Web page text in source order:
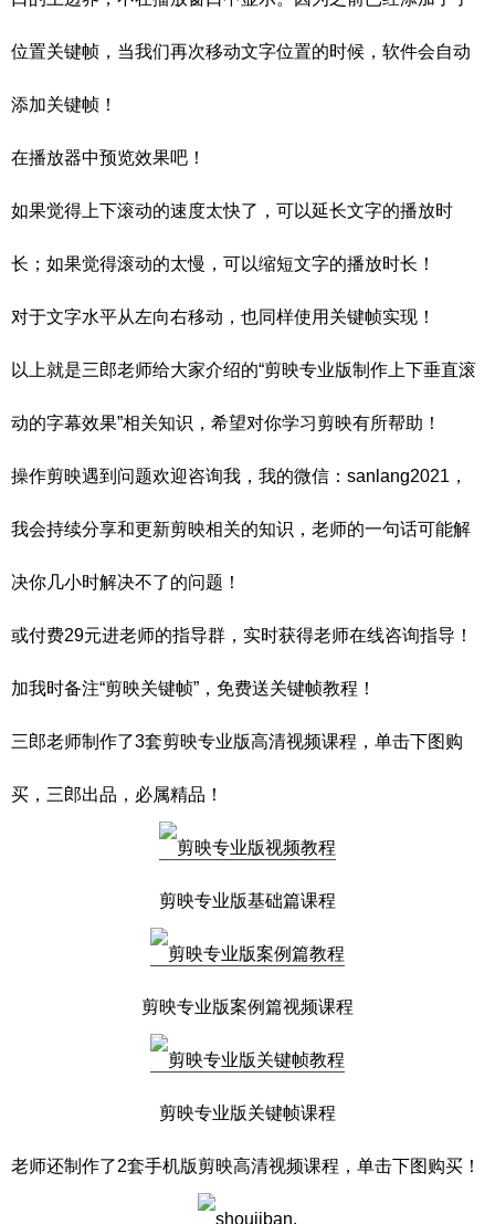
位置关键帧，当我们再次移动文字位置的时候，软件会自动
添加关键帧！
在播放器中预览效果吧！
如果觉得上下滚动的速度太快了，可以延长文字的播放时
长；如果觉得滚动的太慢，可以缩短文字的播放时长！
对于文字水平从左向右移动，也同样使用关键帧实现！
以上就是三郎老师给大家介绍的“剪映专业版制作上下垂直滚
动的字幕效果”相关知识，希望对你学习剪映有所帮助！
操作剪映遇到问题欢迎咨询我，我的微信：sanlang2021，
我会持续分享和更新剪映相关的知识，老师的一句话可能解
决你几小时解决不了的问题！
或付费29元进老师的指导群，实时获得老师在线咨询指导！
加我时备注“剪映关键帧”，免费送关键帧教程！
三郎老师制作了3套剪映专业版高清视频课程，单击下图购
买，三郎出品，必属精品！
剪映专业版基础篇课程
剪映专业版案例篇视频课程
剪映专业版关键帧课程
老师还制作了2套手机版剪映高清视频课程，单击下图购买！